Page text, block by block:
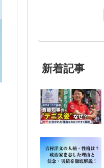
新着記事